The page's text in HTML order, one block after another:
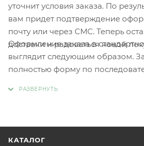
уточнит условия заказа. По
вам придет подтверждение
почту или через СМС. Теперь
доставки и радоваться новой
Оформление заказа в
выглядит следующим образом.
полностью форму по
КАТАЛОГ